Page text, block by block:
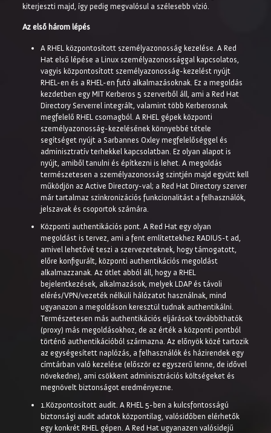
kiterjeszti majd, így pedig megvalósul a szélesebb vízió.
Az első három lépés
A RHEL központosított személyazonosság kezelése. A Red
Hat első lépése a Linux személyazonossággal kapcsolatos,
vagyis központosított személyazonosság-kezelést nyújt
RHEL-en és a RHEL-en futó alkalmazásoknak. Ez a megoldás
kezdetben egy MIT Kerberos 5 szerverből áll, ami a Red Hat
Directory Serverrel integrált, valamint több Kerberosnak
megfelelő RHEL csomagból. A RHEL gépek központi
személyazonosság-kezelésének könnyebbé tétele
segítséget nyújt a Sarbannes Oxley megfelelőséggel és
adminisztratív terhekkel kapcsolatban. Ez olyan alapot is
nyújt, amiből tanulni és építkezni is lehet. A megoldás
természetesen a személyazonosság szintjén majd együtt kell
működjön az Active Directory-val; a Red Hat Directory szerver
már tartalmaz szinkronizációs funkcionalitást a felhasználók,
jelszavak és csoportok számára.
Központi authentikációs pont. A Red Hat egy olyan
megoldást is tervez, ami a fent említettekhez RADIUS-t ad,
amivel lehetővé teszi a szervezeteknek, hogy támogatott,
előre konfigurált, központi authentikációs megoldást
alkalmazzanak. Az ötlet abból áll, hogy a RHEL
bejelentkezések, alkalmazások, melyek LDAP és távoli
elérés/VPN/vezeték nélküli hálózatot használnak, mind
ugyanazon a megoldáson keresztül tudnak authentikálni.
Természetesen más authentikációs eljárások továbbíthatók
(proxy) más megoldásokhoz, de az érték a központi pontból
történő authentikációból származna. Az előnyök közé tartozik
az egységesített naplózás, a felhasználók és házirendek egy
címtárban való kezelése (először ez egyszerű lenne, de idővel
növekedne), ami csökkent adminisztrációs költségeket és
megnövelt biztonságot eredményezne.
1.Központosított audit. A RHEL 5-ben a kulcsfontosságú
biztonsági audit adatok központilag, valósidőben elérhetők
egy konkrét RHEL gépen. A Red Hat ugyanazen valósidejű